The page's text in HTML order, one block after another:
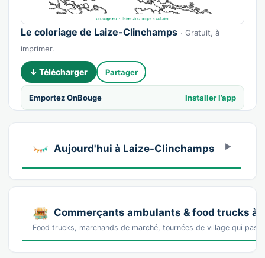
Le coloriage de Laize-Clinchamps · Gratuit, à
imprimer.
↓ Télécharger Partager
Emportez OnBouge Installer l’app
Aujourd'hui à Laize-Clinchamps
Commerçants ambulants & food trucks à
Food trucks, marchands de marché, tournées de village qui